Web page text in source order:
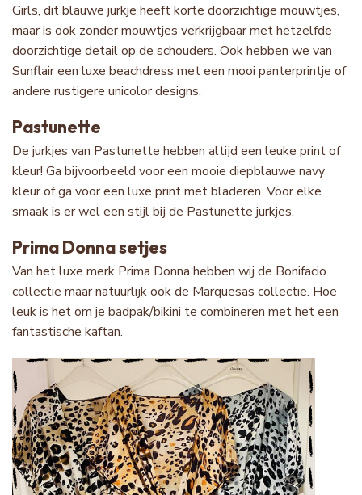
Girls, dit blauwe jurkje heeft korte doorzichtige mouwtjes,
maar is ook zonder mouwtjes verkrijgbaar met hetzelfde
doorzichtige detail op de schouders. Ook hebben we van
Sunflair een luxe beachdress met een mooi panterprintje of
andere rustigere unicolor designs.
Pastunette
De jurkjes van Pastunette hebben altijd een leuke print of
kleur! Ga bijvoorbeeld voor een mooie diepblauwe navy
kleur of ga voor een luxe print met bladeren. Voor elke
smaak is er wel een stijl bij de Pastunette jurkjes.
Prima Donna setjes
Van het luxe merk Prima Donna hebben wij de Bonifacio
collectie maar natuurlijk ook de Marquesas collectie. Hoe
leuk is het om je badpak/bikini te combineren met het een
fantastische kaftan.